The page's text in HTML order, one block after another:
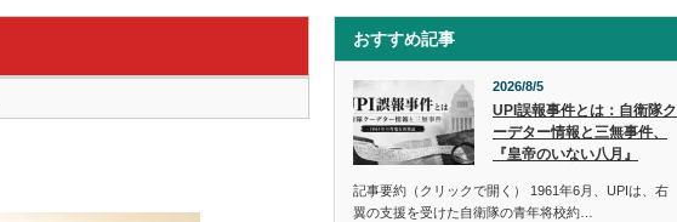
おすすめ記事
2026/8/5
UPI誤報事件とは：自衛隊ク
ーデター情報と三無事件、
『皇帝のいない八月』
記事要約（クリックで開く） 1961年6月、UPIは、右
翼の支援を受けた自衛隊の青年将校約…